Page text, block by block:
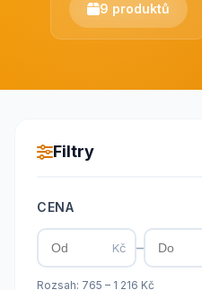
9 produktů
Filtry
CENA
Kč –
Rozsah: 765 – 1 216 Kč